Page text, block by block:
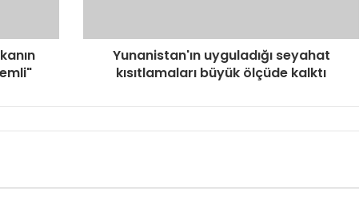
Yunanistan'ın uyguladığı seyahat
kısıtlamaları büyük ölçüde kalktı